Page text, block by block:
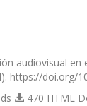
audiovisual
https://doi.org/
470 HTML